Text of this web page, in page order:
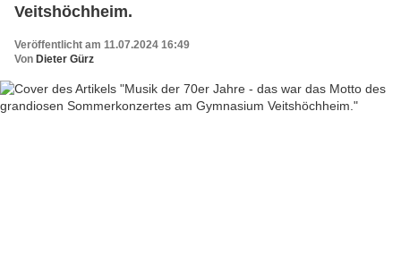
Veitshöchheim.
Veröffentlicht am 11.07.2024 16:49
Von Dieter Gürz